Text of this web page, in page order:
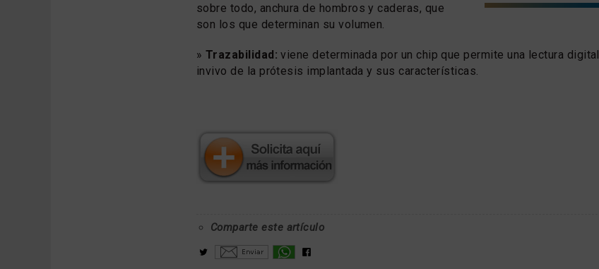
sobre todo, anchura de hombros y caderas, que
son los que determinan su volumen.
» Trazabilidad: viene determinada por un chip que permite una lectura digital
invivo de la prótesis implantada y sus características.
Comparte este artículo